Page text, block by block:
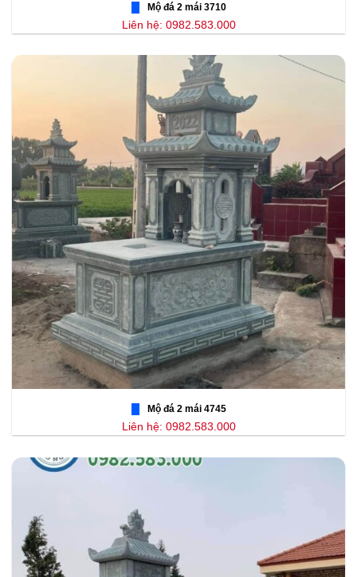
Mộ đá 2 mái 3710
Liên hệ: 0982.583.000
Mộ đá 2 mái 4745
Liên hệ: 0982.583.000